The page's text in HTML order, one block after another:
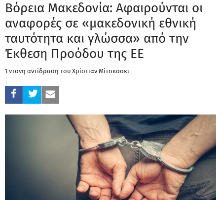
Βόρεια Μακεδονία: Αφαιρούνται οι
αναφορές σε «μακεδονική εθνική
ταυτότητα και γλώσσα» από την
Έκθεση Προόδου της ΕΕ
Έντονη αντίδραση του Χρίστιαν Μίτσκοσκι